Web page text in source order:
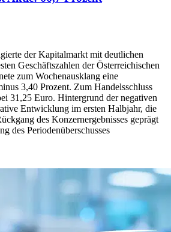
der Kapitalmarkt mit deutlichen
Geschäftszahlen der Österreichischen
zum Wochenausklang eine
3,40 Prozent. Zum Handelsschluss
31,25 Euro. Hintergrund der negativen
Entwicklung im ersten Halbjahr, die
des Konzernergebnisses geprägt
des Periodenüberschusses